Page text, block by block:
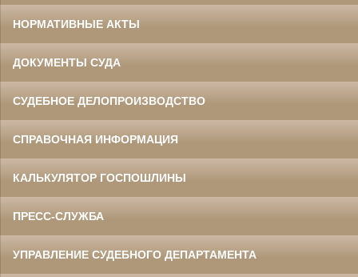
НОРМАТИВНЫЕ АКТЫ
ДОКУМЕНТЫ СУДА
СУДЕБНОЕ ДЕЛОПРОИЗВОДСТВО
СПРАВОЧНАЯ ИНФОРМАЦИЯ
КАЛЬКУЛЯТОР ГОСПОШЛИНЫ
ПРЕСС-СЛУЖБА
УПРАВЛЕНИЕ СУДЕБНОГО ДЕПАРТАМЕНТА